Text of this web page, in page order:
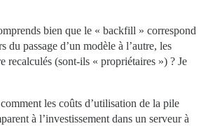
bien que le « backfill » correspond
du passage d’un modèle à l’autre, les
recalculés (sont-ils « propriétaires ») ? Je
les coûts d’utilisation de la pile
à l’investissement dans un serveur à